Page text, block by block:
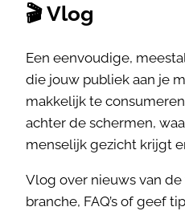
🎬 Vlog
Een eenvoudige,
die jouw publiek aan je
makkelijk te
achter de schermen,
menselijk gezicht krijgt
Vlog over nieuws van
branche, FAQ’s of geef